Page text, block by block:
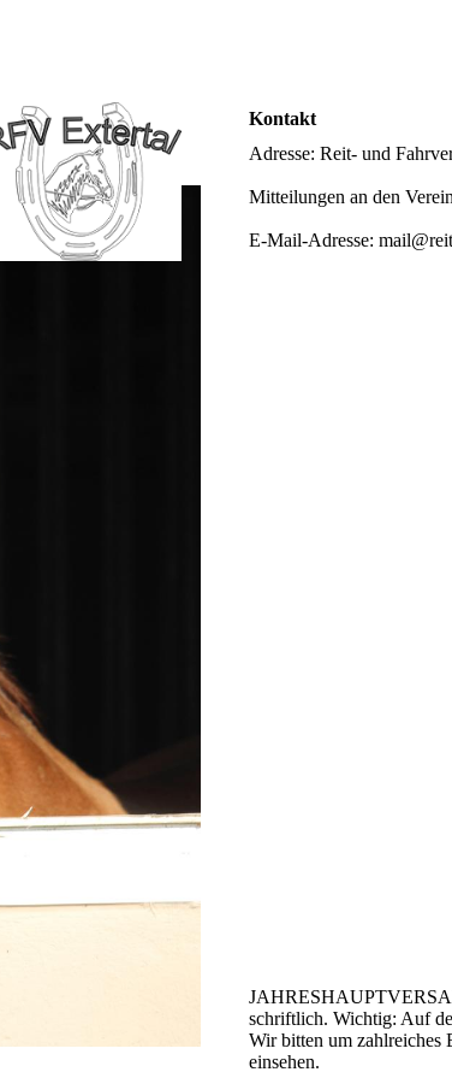
Kontakt
Adresse: Reit- und
Mitteilungen an den
E-Mail-Adresse:
schriftlich. Wichtig: Auf
Wir bitten um zahlreiches
einsehen.